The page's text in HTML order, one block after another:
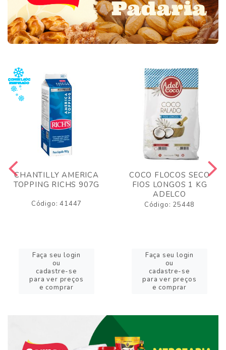
CHANTILLY AMERICA
TOPPING RICHS 907G
Código: 41447
Faça seu login
ou
cadastre-se
para ver preços
e comprar
COCO FLOCOS SECO
FIOS LONGOS 1 KG
ADELCO
Código: 25448
Faça seu login
ou
cadastre-se
para ver preços
e comprar